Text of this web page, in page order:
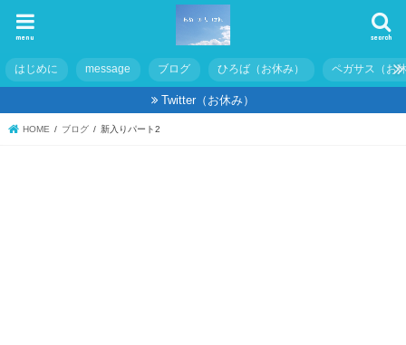
search
menu
はじめに message ブログ ひろば（お休み） ペガサス（お
Twitter（お休み）
HOME ブログ 新入りパート2